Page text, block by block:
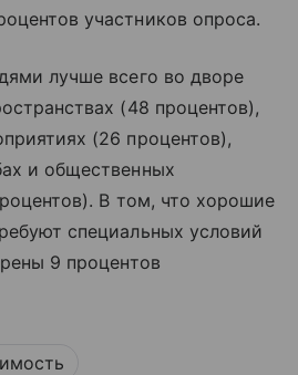
участников опроса.
лучше всего во дворе
(48 процентов),
(26 процентов),
и общественных
В том, что хорошие
специальных условий
9 процентов